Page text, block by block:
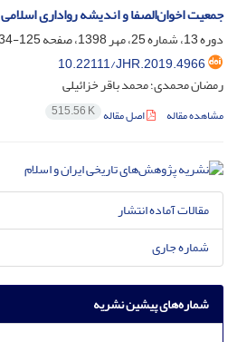
جمعیت اخوان‌الصفا و اندیشه رواداری اسلامی
دوره 13، شماره 25، مهر 1398، صفحه
125-134
10.22111/JHR.2019.4966
رمضان محمدی؛ محمد باقر خزائیلی
مشاهده مقاله اصل مقاله 515.56 K
مقالات آماده انتشار
شماره جاری
شماره‌های پیشین نشریه